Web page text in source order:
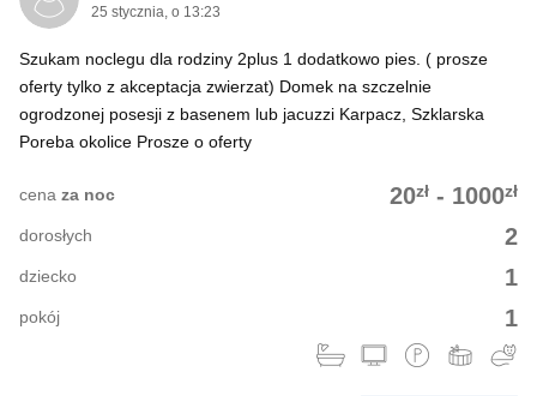
25 stycznia, o 13:23
Szukam noclegu dla rodziny 2plus 1 dodatkowo pies. ( prosze
oferty tylko z akceptacja zwierzat) Domek na szczelnie
ogrodzonej posesji z basenem lub jacuzzi Karpacz, Szklarska
Poreba okolice Prosze o oferty
20zł - 1000zł
cena za noc
2
dorosłych
1
dziecko
1
pokój